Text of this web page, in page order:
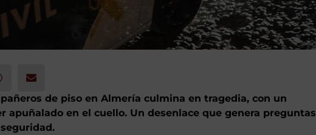
de piso en Almería culmina en tragedia, con un
apuñalado en el cuello. Un desenlace que genera preguntas